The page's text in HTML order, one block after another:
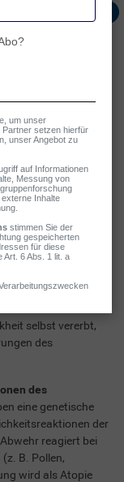
Gene
verschiedene
selbst vererbt,
des
des
eine genetische
der
reagiert bei
B. Pollen,
wird als Atopie